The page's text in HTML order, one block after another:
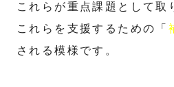
これらが重点課題として取
これらを支援するための「
される模様です。